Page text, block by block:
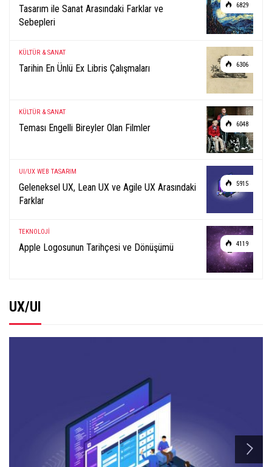
6829
Tasarım ile Sanat Arasındaki Farklar ve
Sebepleri
6306
KÜLTÜR & SANAT
Tarihin En Ünlü Ex Libris Çalışmaları
6048
KÜLTÜR & SANAT
Teması Engelli Bireyler Olan Filmler
5915
UI/UX WEB TASARIM
Geleneksel UX, Lean UX ve Agile UX Arasındaki
Farklar
4119
TEKNOLOJİ
Apple Logosunun Tarihçesi ve Dönüşümü
UX/UI